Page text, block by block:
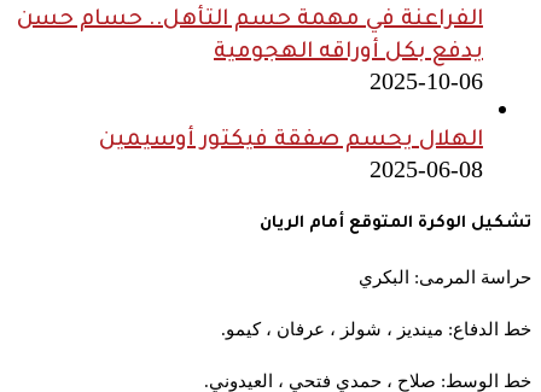
الفراعنة في مهمة حسم التأهل.. حسام حسن
يدفع بكل أوراقه الهجومية
2025-10-06
الهلال يحسم صفقة فيكتور أوسيمين
2025-06-08
تشكيل الوكرة المتوقع أمام الريان
حراسة المرمى: البكري
خط الدفاع: مينديز ، شولز ، عرفان ، كيمو.
خط الوسط: صلاح ، حمدي فتحي ، العيدوني.